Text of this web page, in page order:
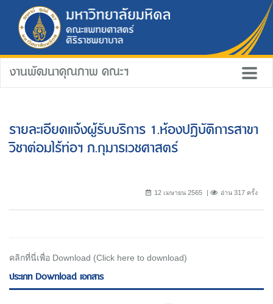
งานพัฒนาคุณภาพ คณะฯ
รายละเอียดแจ้งผู้รับบริการ 1.ห้องปฏิบัติการสาขา
วิชาต่อมไร้ท่อฯ ภ.กุมารเวชศาสตร์
12 เมษายน 2565 อ่าน 317 ครั้ง
คลิกที่นี่เพื่อ Download (Click here to download)
ประเภท Download เอกสาร